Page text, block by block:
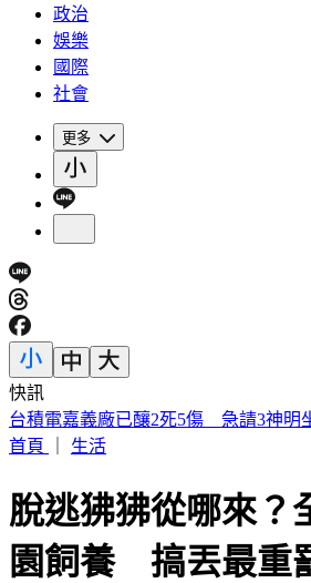
政治
娛樂
國際
社會
更多
快訊
可樂當水喝15年 35歲陸女掉牙罹糖尿
首頁
生活
脫逃狒狒從哪來？
園飼養 搞丟最重